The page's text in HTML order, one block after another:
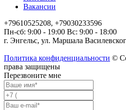
Вакансии
+79610525208, +79030233596
Пн-сб: 9:00 - 19:00 Вс: 9:00 - 18:00
г. Энгельс, ул. Маршала
Политика конфиденциальности ©
права защищены
Перезвоните мне